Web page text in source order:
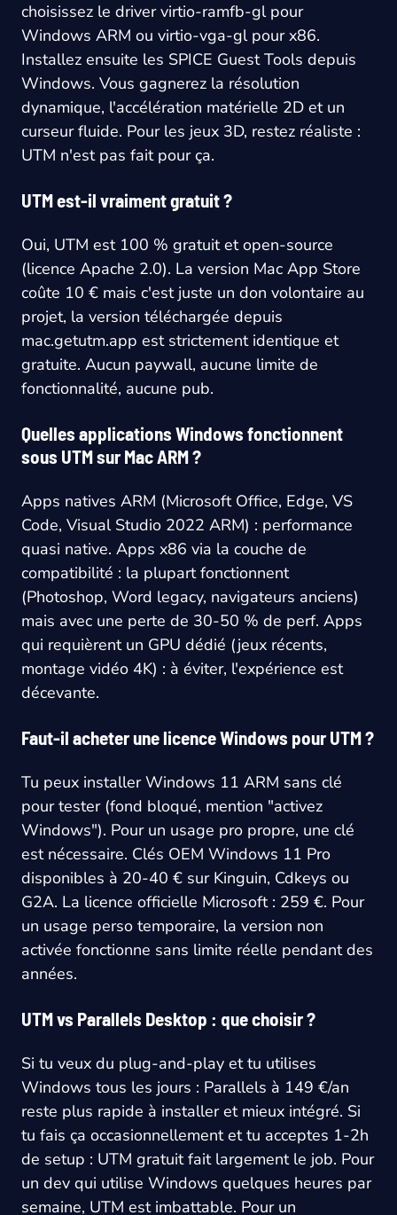
choisissez le driver virtio-ramfb-gl pour
Windows ARM ou virtio-vga-gl pour x86.
Installez ensuite les SPICE Guest Tools depuis
Windows. Vous gagnerez la résolution
dynamique, l'accélération matérielle 2D et un
curseur fluide. Pour les jeux 3D, restez réaliste :
UTM n'est pas fait pour ça.
UTM est-il vraiment gratuit ?
Oui, UTM est 100 % gratuit et open-source
(licence Apache 2.0). La version Mac App Store
coûte 10 € mais c'est juste un don volontaire au
projet, la version téléchargée depuis
mac.getutm.app est strictement identique et
gratuite. Aucun paywall, aucune limite de
fonctionnalité, aucune pub.
Quelles applications Windows fonctionnent
sous UTM sur Mac ARM ?
Apps natives ARM (Microsoft Office, Edge, VS
Code, Visual Studio 2022 ARM) : performance
quasi native. Apps x86 via la couche de
compatibilité : la plupart fonctionnent
(Photoshop, Word legacy, navigateurs anciens)
mais avec une perte de 30-50 % de perf. Apps
qui requièrent un GPU dédié (jeux récents,
montage vidéo 4K) : à éviter, l'expérience est
décevante.
Faut-il acheter une licence Windows pour UTM ?
Tu peux installer Windows 11 ARM sans clé
pour tester (fond bloqué, mention "activez
Windows"). Pour un usage pro propre, une clé
est nécessaire. Clés OEM Windows 11 Pro
disponibles à 20-40 € sur Kinguin, Cdkeys ou
G2A. La licence officielle Microsoft : 259 €. Pour
un usage perso temporaire, la version non
activée fonctionne sans limite réelle pendant des
années.
UTM vs Parallels Desktop : que choisir ?
Si tu veux du plug-and-play et tu utilises
Windows tous les jours : Parallels à 149 €/an
reste plus rapide à installer et mieux intégré. Si
tu fais ça occasionnellement et tu acceptes 1-2h
de setup : UTM gratuit fait largement le job. Pour
un dev qui utilise Windows quelques heures par
semaine, UTM est imbattable. Pour un